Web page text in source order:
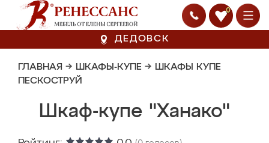
0
ДЕДОВСК
ГЛАВНАЯ → ШКАФЫ-КУПЕ → ШКАФЫ КУПЕ
ПЕСКОСТРУЙ
Шкаф-купе "Ханако"